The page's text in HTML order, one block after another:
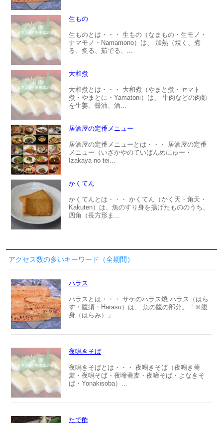
生もの
生ものとは・・・ 生もの（なまもの・生モノ・
ナマモノ・Namamono）は、 加熱（焼く、煮
る、炙る、茹でる、...
大和煮
大和煮とは・・・ 大和煮（やまと煮・ヤマト
煮・やまとに・Yamatoni）は、 牛肉などの肉類
を生姜、醤油、酒...
居酒屋の定番メニュー
居酒屋の定番メニューとは・・・ 居酒屋の定番
メニュー（いざかやのていばんめにゅー・
Izakaya no tei...
かくてん
かくてんとは・・・ かくてん（かく天・角天・
Kakuten）は、魚のすり身を揚げたもののうち、
四角（長方形ま...
アクセス数の多いキーワード（全期間）
ハラス
ハラスとは・・・ サケのハラス焼 ハラス（はら
す・腹須・Harasu）は、 魚の腹の部分。「※腹
身（はらみ）」...
夜鳴きそば
夜鳴きそばとは・・・ 夜鳴きそば（夜鳴き蕎
麦・夜鳴そば・夜啼蕎麦・夜啼そば・よなきそ
ば・Yonakisoba）...
たで酢